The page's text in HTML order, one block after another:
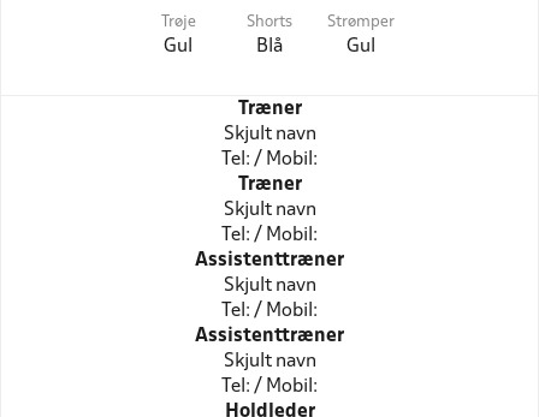
Trøje
Gul
Shorts
Blå
Strømper
Gul
Træner
Skjult navn
Tel: / Mobil:
Træner
Skjult navn
Tel: / Mobil:
Assistenttræner
Skjult navn
Tel: / Mobil:
Assistenttræner
Skjult navn
Tel: / Mobil:
Holdleder